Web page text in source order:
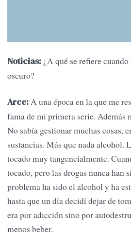
Noticias: ¿A qué se refiere
oscuro?
Arce: A una época en la que me
fama de mi primera serie. Además
No sabía gestionar muchas cosas,
sustancias. Más que nada alcohol.
tocado muy tangencialmente.
tocado, pero las drogas nunca han
problema ha sido el alcohol y ha
hasta que un día decidí dejar de
era por adicción sino por
menos beber.